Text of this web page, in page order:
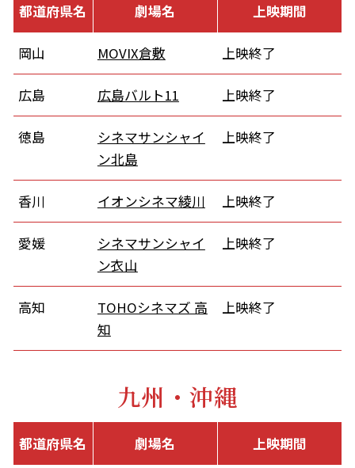
都道府県名 劇場名 上映期間
岡山 MOVIX倉敷 上映終了
広島 広島バルト11 上映終了
徳島
シネマサンシャイ
ン北島
上映終了
香川 イオンシネマ綾川 上映終了
愛媛
シネマサンシャイ
ン衣山
上映終了
高知
TOHOシネマズ 高
知
上映終了
九州・沖縄
都道府県名 劇場名 上映期間